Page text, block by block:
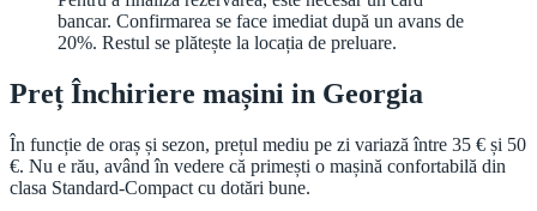
bancar. Confirmarea se face imediat după un avans de
20%. Restul se plătește la locația de preluare.
Preț Închiriere mașini in Georgia
În funcție de oraș și sezon, prețul mediu pe zi variază între 35 € și 50
€. Nu e rău, având în vedere că primești o mașină confortabilă din
clasa Standard-Compact cu dotări bune.